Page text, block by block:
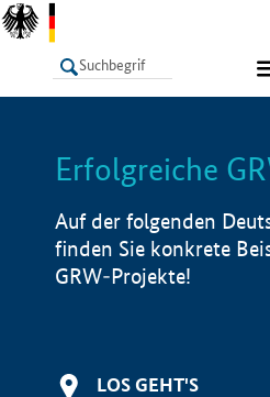
LISTE
Erfolgreiche
Auf der folgenden
finden Sie konkrete
GRW-Projekte!
LOS GEHT'S